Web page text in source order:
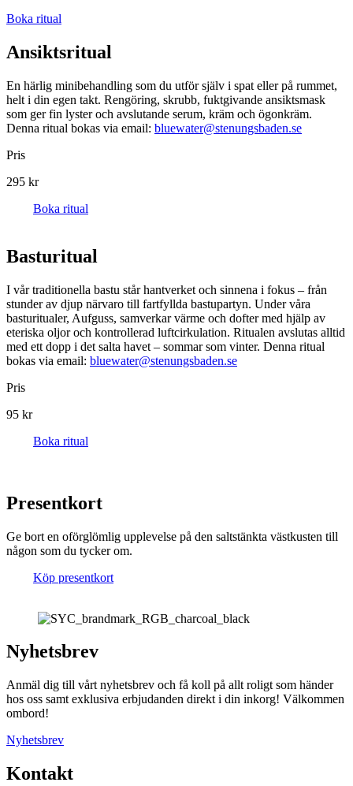
Boka ritual
Ansikts­ritual
En härlig minibehandling som du utför själv i spat eller på rummet,
helt i din egen takt. Rengöring, skrubb, fuktgivande ansiktsmask
som ger fin lyster och avslutande serum, kräm och ögonkräm.
Denna ritual bokas via email: bluewater@stenungsbaden.se
Pris
295 kr
Boka ritual
Bastu­ritual
I vår traditionella bastu står hantverket och sinnena i fokus – från
stunder av djup närvaro till fartfyllda bastupartyn. Under våra
basturitualer, Aufguss, samverkar värme och dofter med hjälp av
eteriska oljor och kontrollerad luftcirkulation. Ritualen avslutas alltid
med ett dopp i det salta havet – sommar som vinter. Denna ritual
bokas via email: bluewater@stenungsbaden.se
Pris
95 kr
Boka ritual
Presentkort
Ge bort en oförglömlig upplevelse på den saltstänkta västkusten till
någon som du tycker om.
Köp presentkort
Nyhetsbrev
Anmäl dig till vårt nyhetsbrev och få koll på allt roligt som händer
hos oss samt exklusiva erbjudanden direkt i din inkorg! Välkommen
ombord!
Nyhetsbrev
Kontakt